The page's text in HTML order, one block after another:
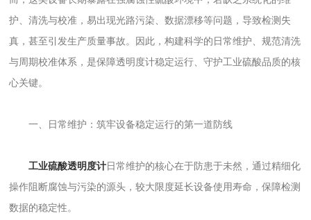
护、清洗与校准，易出现光路污染、数据漂移等问题，导致检测失
真，甚至引发生产质量事故。因此，构建科学的日常维护、规范清洗
与周期校准体系，是保障透明度计稳定运行、守护工业硫酸品质的核
心关键。
一、日常维护：筑牢设备稳定运行的第一道防线
工业硫酸透明度计日常维护的核心在于防患于未然，通过精细化
操作阻断腐蚀与污染的源头，较大限度延长设备使用寿命，保障检测
数据的稳定性。